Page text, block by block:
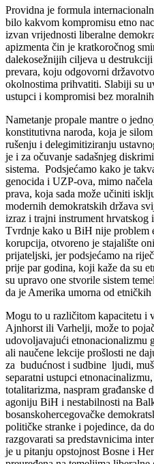
Providna je formula
bilo kakvom kompromisu etno
izvan vrijednosti liberalne
apizmenta čin je kratkoročnog
dalekosežnijih ciljeva u
prevara, koju odgovorni
okolnostima prihvatiti. Slabiji su
ustupci i kompromisi bez
Nametanje propale mantre o
konstitutivna naroda, koja je
rušenju i delegimitiziranju
je i za očuvanje sadašnjeg
sistema. Podsjećamo kako je
genocida i UZP-ova, mimo
prava, koja sada može učiniti
modernih demokratskih država
izraz i trajni instrument hrvatskog
Tvrdnje kako u BiH nije problem
korupcija, otvoreno je stajalište
prijateljski, jer podsjećamo na
prije par godina, koji kaže da su
su upravo one stvorile sistem
da je Amerika umorna od
Mogu to u različitom kapacitetu i
Ajnhorst ili Varhelji, može to
udovoljavajući etnonacionalizmu
ali naučene lekcije prošlosti ne
za budućnost i sudbine ljudi,
separatni ustupci
totalitarizma, naspram građanske
agoniju BiH i nestabilnosti na
bosanskohercegovačke
političke stranke i pojedince, da
razgovarati sa predstavnicima
je u pitanju opstojnost Bosne i